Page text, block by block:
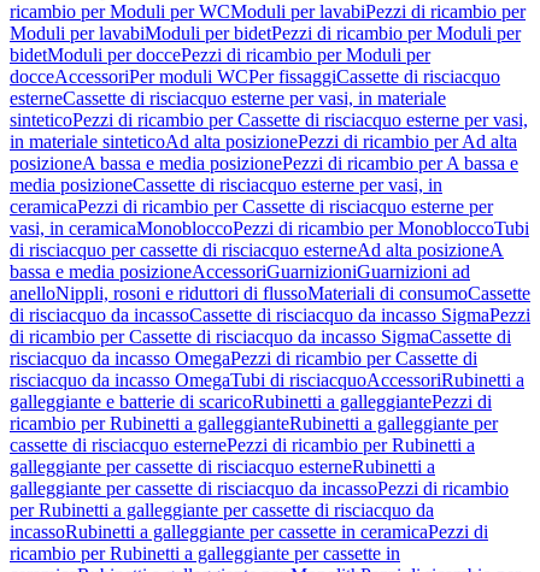
ricambio per Moduli per WCModuli per lavabiPezzi di ricambio per
Moduli per lavabiModuli per bidetPezzi di ricambio per Moduli per
bidetModuli per doccePezzi di ricambio per Moduli per
docceAccessoriPer moduli WCPer fissaggiCassette di risciacquo
esterneCassette di risciacquo esterne per vasi, in materiale
sinteticoPezzi di ricambio per Cassette di risciacquo esterne per vasi,
in materiale sinteticoAd alta posizionePezzi di ricambio per Ad alta
posizioneA bassa e media posizionePezzi di ricambio per A bassa e
media posizioneCassette di risciacquo esterne per vasi, in
ceramicaPezzi di ricambio per Cassette di risciacquo esterne per
vasi, in ceramicaMonobloccoPezzi di ricambio per MonobloccoTubi
di risciacquo per cassette di risciacquo esterneAd alta posizioneA
bassa e media posizioneAccessoriGuarnizioniGuarnizioni ad
anelloNippli, rosoni e riduttori di flussoMateriali di consumoCassette
di risciacquo da incassoCassette di risciacquo da incasso SigmaPezzi
di ricambio per Cassette di risciacquo da incasso SigmaCassette di
risciacquo da incasso OmegaPezzi di ricambio per Cassette di
risciacquo da incasso OmegaTubi di risciacquoAccessoriRubinetti a
galleggiante e batterie di scaricoRubinetti a galleggiantePezzi di
ricambio per Rubinetti a galleggianteRubinetti a galleggiante per
cassette di risciacquo esternePezzi di ricambio per Rubinetti a
galleggiante per cassette di risciacquo esterneRubinetti a
galleggiante per cassette di risciacquo da incassoPezzi di ricambio
per Rubinetti a galleggiante per cassette di risciacquo da
incassoRubinetti a galleggiante per cassette in ceramicaPezzi di
ricambio per Rubinetti a galleggiante per cassette in